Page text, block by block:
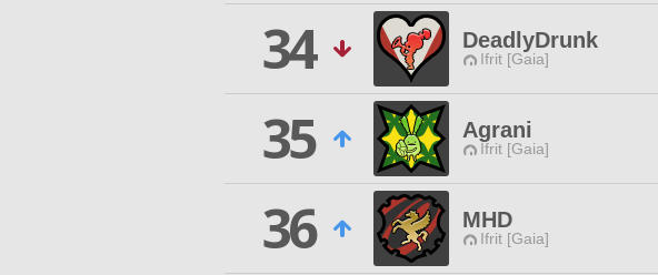
34
DeadlyDrunk
Ifrit [Gaia]
35
Agrani
Ifrit [Gaia]
36
MHD
Ifrit [Gaia]